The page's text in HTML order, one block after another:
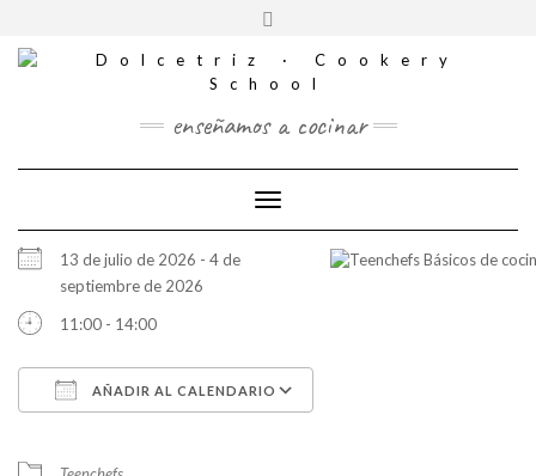
contenido
CONTACTO
SOCIALEScabecera
enseñamos a cocinar
Cambiar modo de navegación
13 de julio de 2026 - 4 de
septiembre de 2026
11:00 - 14:00
AÑADIR AL CALENDARIO